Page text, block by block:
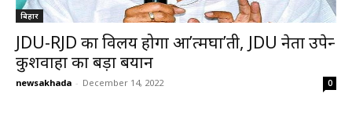
बिहार
JDU-RJD का विलय होगा आ’त्मघा’ती, JDU नेता उपेन्द्र
कुशवाहा का बड़ा बयान
newsakhada - December 14, 2022 0